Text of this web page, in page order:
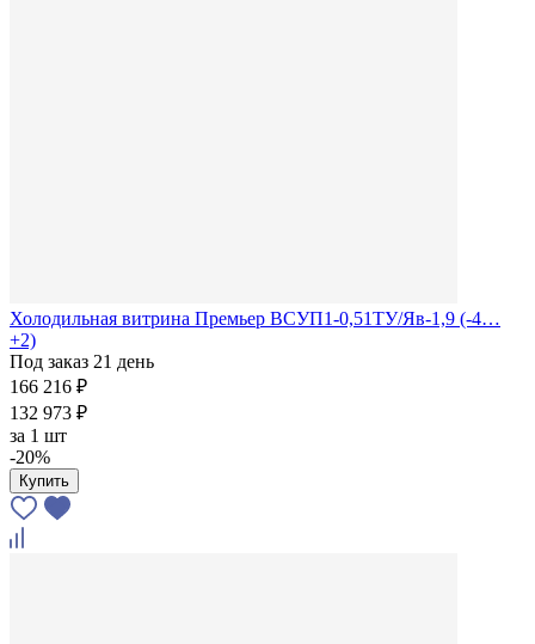
Холодильная витрина Премьер ВСУП1-0,51ТУ/Яв-1,9 (-4…
+2)
Под заказ 21 день
166 216 ₽
132 973 ₽
за 1 шт
-20%
Купить